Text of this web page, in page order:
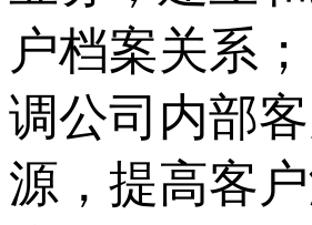
户档案关系
调公司内部
源，提高客